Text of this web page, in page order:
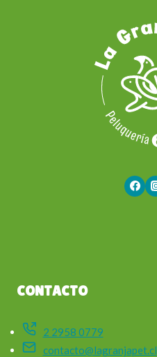
CONTACTO
2 2958 0779
contacto@lagranjapet.cl